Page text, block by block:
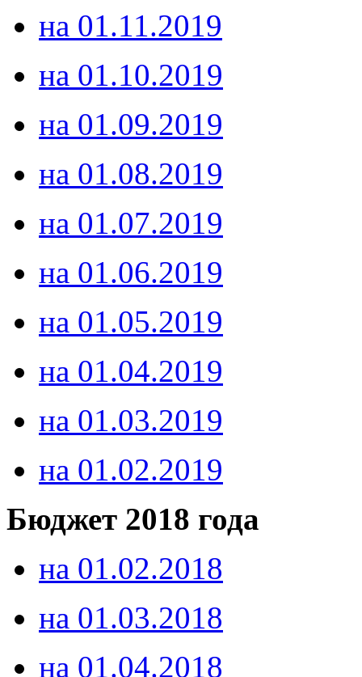
на 01.11.2019
на 01.10.2019
на 01.09.2019
на 01.08.2019
на 01.07.2019
на 01.06.2019
на 01.05.2019
на 01.04.2019
на 01.03.2019
на 01.02.2019
Бюджет 2018 года
на 01.02.2018
на 01.03.2018
на 01.04.2018